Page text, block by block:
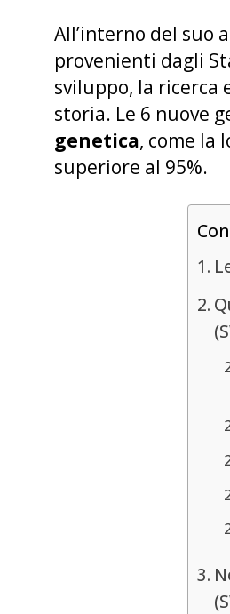
All’interno del suo
provenienti dagli
sviluppo, la ricerca
storia. Le 6 nuove
genetica, come la
superiore al 95%.